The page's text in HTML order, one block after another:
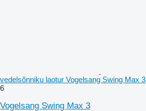
vedelsõnniku laotur Vogelsang Swing Max 3
6
Vogelsang Swing Max 3